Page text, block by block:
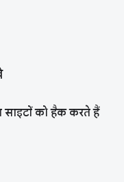
साइटों को हैक करते हैं